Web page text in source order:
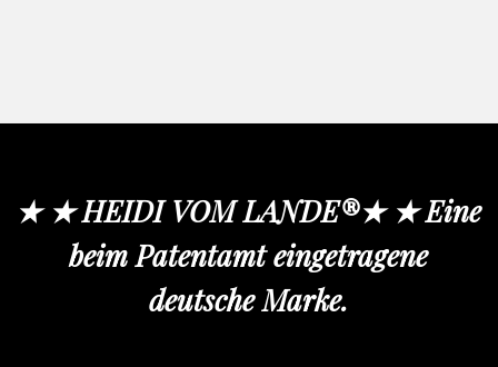
★ ★ HEIDI VOM LANDE®★ ★ Eine
beim Patentamt eingetragene
deutsche Marke.